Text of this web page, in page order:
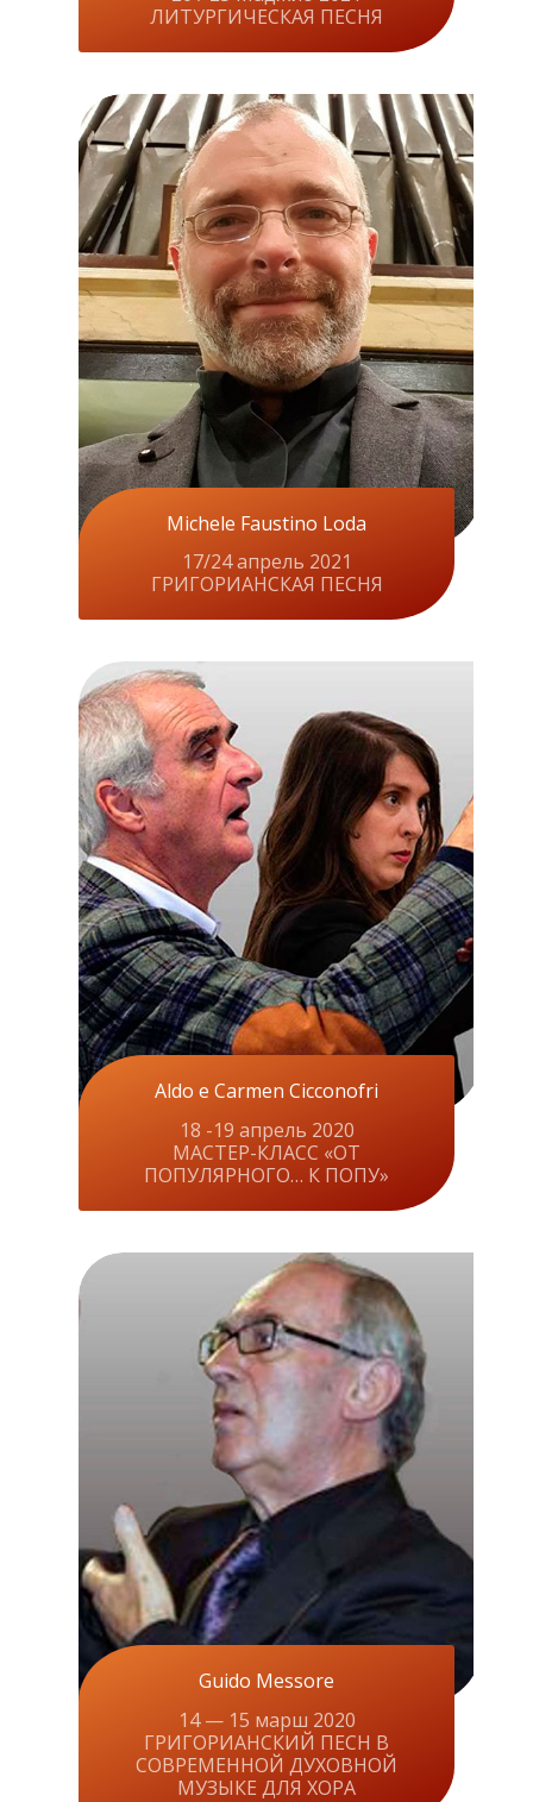
ЛИТУРГИЧЕСКАЯ ПЕСНЯ
Michele Faustino Loda
17/24 апрель 2021
ГРИГОРИАНСКАЯ ПЕСНЯ
Aldo e Carmen Cicconofri
18 -19 апрель 2020
МАСТЕР-КЛАСС «ОТ
ПОПУЛЯРНОГО… К ПОПУ»
Guido Messore
14 — 15 марш 2020
ГРИГОРИАНСКИЙ ПЕСН В
СОВРЕМЕННОЙ ДУХОВНОЙ
МУЗЫКЕ ДЛЯ ХОРА